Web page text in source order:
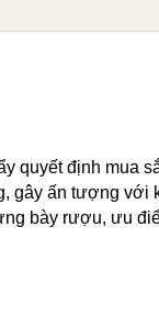
quyết định mua
gây ấn tượng với
bày rượu, ưu